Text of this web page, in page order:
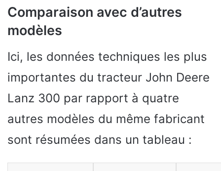
Comparaison avec d’autres
modèles
Ici, les données techniques les plus
importantes du tracteur John Deere
Lanz 300 par rapport à quatre
autres modèles du même fabricant
sont résumées dans un tableau :